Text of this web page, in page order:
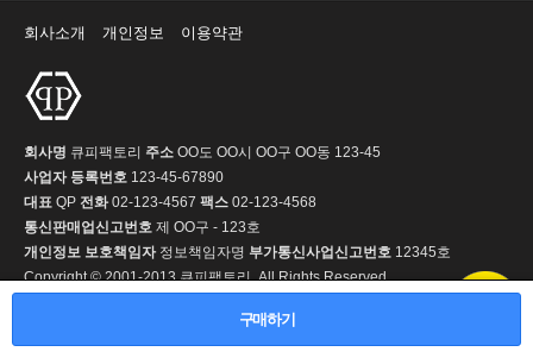
구매하기
회사소개 개인정보 이용약관
회사명 큐피팩토리 주소 OO도 OO시 OO구 OO동 123-45
사업자 등록번호 123-45-67890
대표 QP 전화02-123-4567 팩스 02-123-4568
통신판매업신고번호 제 OO구 - 123호
개인정보 보호책임자정보책임자명 부가통신사업신고번호 12345호
Copyright © 2001-2013 큐피팩토리. All Rights Reserved.
PC 버전